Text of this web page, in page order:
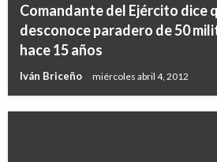
Comandante del Ejército dice
desconoce paradero de 50
hace 15 años
Iván Briceño miércoles abril 4, 2012